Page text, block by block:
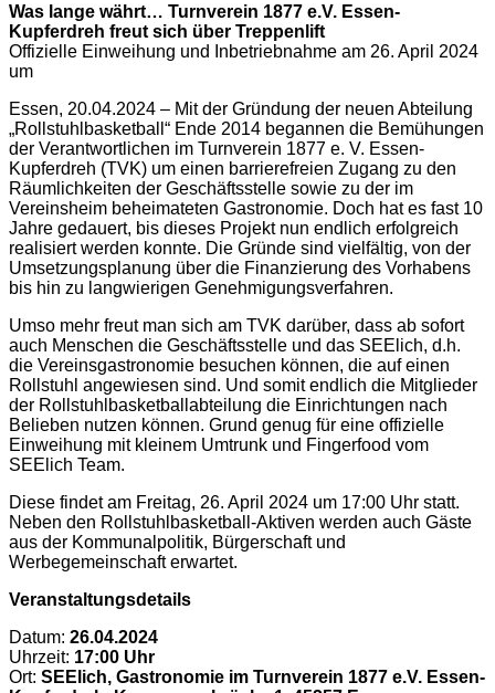
Was lange währt… Turnverein 1877 e.V. Essen-
Kupferdreh freut sich über Treppenlift
Offizielle Einweihung und Inbetriebnahme am 26. April 2024
um
Essen, 20.04.2024 – Mit der Gründung der neuen Abteilung
„Rollstuhlbasketball“ Ende 2014 begannen die Bemühungen
der Verantwortlichen im Turnverein 1877 e. V. Essen-
Kupferdreh (TVK) um einen barrierefreien Zugang zu den
Räumlichkeiten der Geschäftsstelle sowie zu der im
Vereinsheim beheimateten Gastronomie. Doch hat es fast 10
Jahre gedauert, bis dieses Projekt nun endlich erfolgreich
realisiert werden konnte. Die Gründe sind vielfältig, von der
Umsetzungsplanung über die Finanzierung des Vorhabens
bis hin zu langwierigen Genehmigungsverfahren.
Umso mehr freut man sich am TVK darüber, dass ab sofort
auch Menschen die Geschäftsstelle und das SEElich, d.h.
die Vereinsgastronomie besuchen können, die auf einen
Rollstuhl angewiesen sind. Und somit endlich die Mitglieder
der Rollstuhlbasketballabteilung die Einrichtungen nach
Belieben nutzen können. Grund genug für eine offizielle
Einweihung mit kleinem Umtrunk und Fingerfood vom
SEElich Team.
Diese findet am Freitag, 26. April 2024 um 17:00 Uhr statt.
Neben den Rollstuhlbasketball-Aktiven werden auch Gäste
aus der Kommunalpolitik, Bürgerschaft und
Werbegemeinschaft erwartet.
Veranstaltungsdetails
Datum: 26.04.2024
Uhrzeit: 17:00 Uhr
Ort: SEElich, Gastronomie im Turnverein 1877 e.V. Essen-